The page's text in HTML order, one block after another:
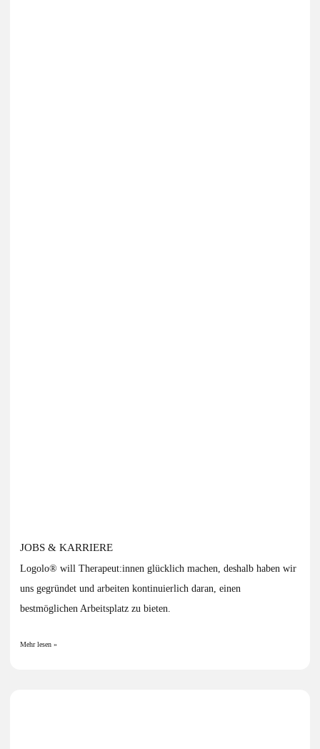
JOBS & KARRIERE
Logolo® will Therapeut:innen glücklich machen, deshalb haben wir
uns gegründet und arbeiten kontinuierlich daran, einen
bestmöglichen Arbeitsplatz zu bieten.
Mehr lesen »